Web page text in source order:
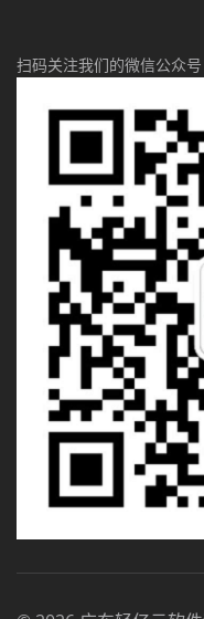
扫码关注我们的微信公众号